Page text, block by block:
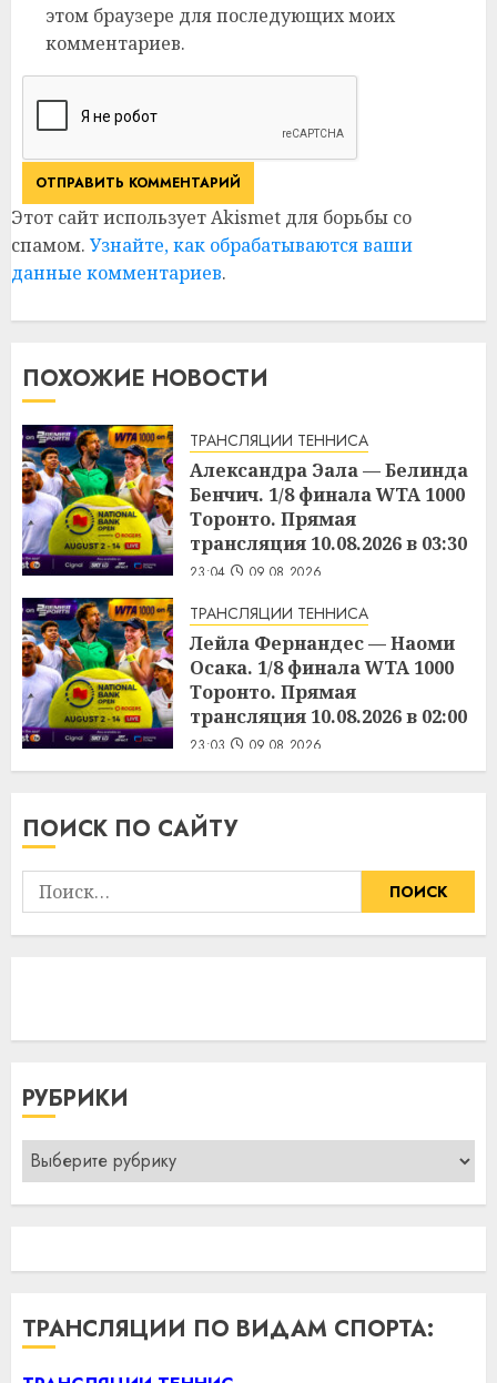
этом браузере для последующих моих
комментариев.
Этот сайт использует Akismet для борьбы со
спамом. Узнайте, как обрабатываются ваши
данные комментариев.
ПОХОЖИЕ НОВОСТИ
ТРАНСЛЯЦИИ ТЕННИСА
Александра Эала — Белинда
Бенчич. 1/8 финала WTA 1000
Торонто. Прямая
трансляция 10.08.2026 в 03:30
23:04 09.08.2026
ТРАНСЛЯЦИИ ТЕННИСА
Лейла Фернандес — Наоми
Осака. 1/8 финала WTA 1000
Торонто. Прямая
трансляция 10.08.2026 в 02:00
23:03 09.08.2026
ПОИСК ПО САЙТУ
Найти:
РУБРИКИ
Рубрики
ТРАНСЛЯЦИИ ПО ВИДАМ СПОРТА: